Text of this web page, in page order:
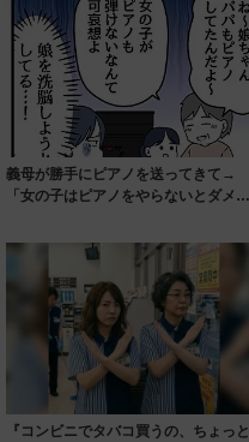
義母が勝手にピアノを送ってきて→
「女の子はピアノをやらないとダメ
『コンビニでタバコ買うの、ちょっと